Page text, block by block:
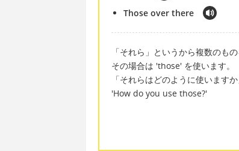
Those over there
「それら」というから複数のも
その場合は 'those' を使います。
「それらはどのように使いますか
'How do you use those?'